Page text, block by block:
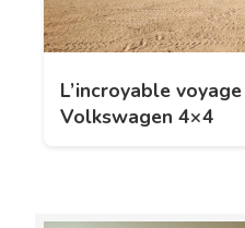
L’incroyable
Volkswagen 4×4